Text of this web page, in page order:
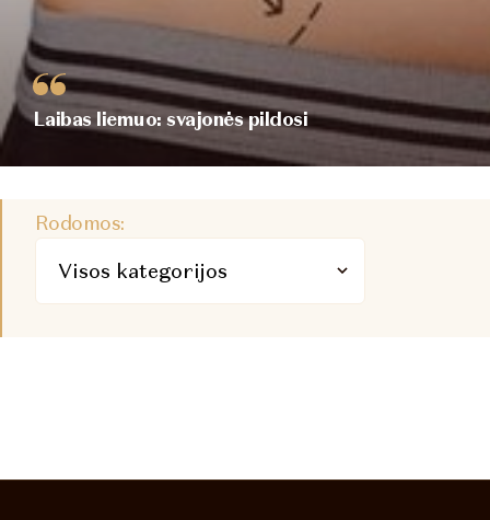
Laibas liemuo: svajonės pildosi
Rodomos: